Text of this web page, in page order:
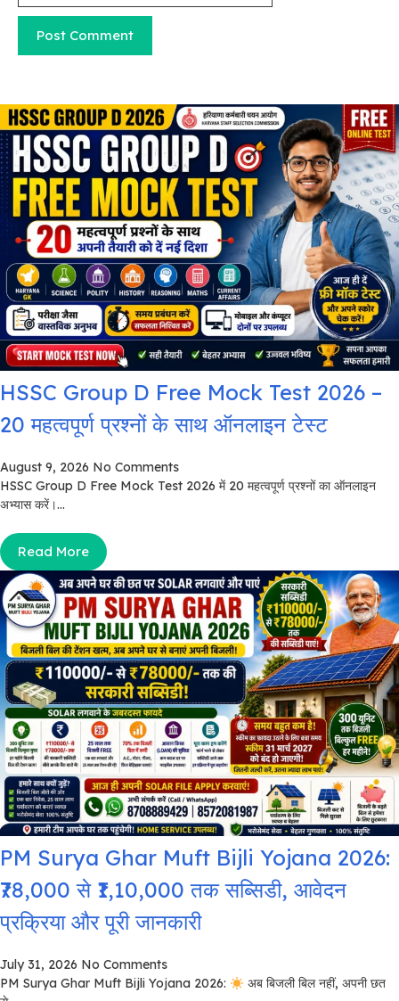
HSSC Group D Free Mock Test 2026 –
20 महत्वपूर्ण प्रश्नों के साथ ऑनलाइन टेस्ट
August 9, 2026 No Comments
HSSC Group D Free Mock Test 2026 में 20 महत्वपूर्ण प्रश्नों का ऑनलाइन
अभ्यास करें।...
Read More
PM Surya Ghar Muft Bijli Yojana 2026:
₹78,000 से ₹1,10,000 तक सब्सिडी, आवेदन
प्रक्रिया और पूरी जानकारी
July 31, 2026 No Comments
PM Surya Ghar Muft Bijli Yojana 2026:
अब बिजली बिल नहीं, अपनी छत